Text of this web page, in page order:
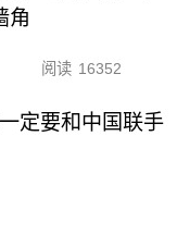
角
阅读 16352
定要和中国联手